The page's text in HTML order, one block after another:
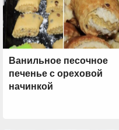
Ванильное песочное
печенье с ореховой
начинкой